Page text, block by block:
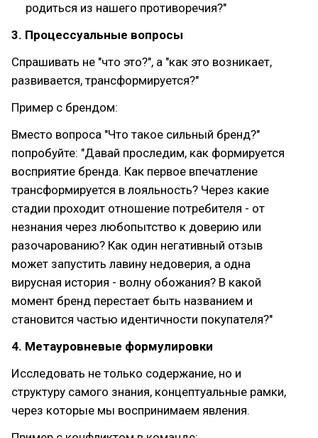
родиться из нашего противоречия?"
3. Процессуальные вопросы
Спрашивать не "что это?", а "как это возникает,
развивается, трансформируется?"
Пример с брендом:
Вместо вопроса "Что такое сильный бренд?"
попробуйте: "Давай проследим, как формируется
восприятие бренда. Как первое впечатление
трансформируется в лояльность? Через какие
стадии проходит отношение потребителя - от
незнания через любопытство к доверию или
разочарованию? Как один негативный отзыв
может запустить лавину недоверия, а одна
вирусная история - волну обожания? В какой
момент бренд перестает быть названием и
становится частью идентичности покупателя?"
4. Метауровневые формулировки
Исследовать не только содержание, но и
структуру самого знания, концептуальные рамки,
через которые мы воспринимаем явления.